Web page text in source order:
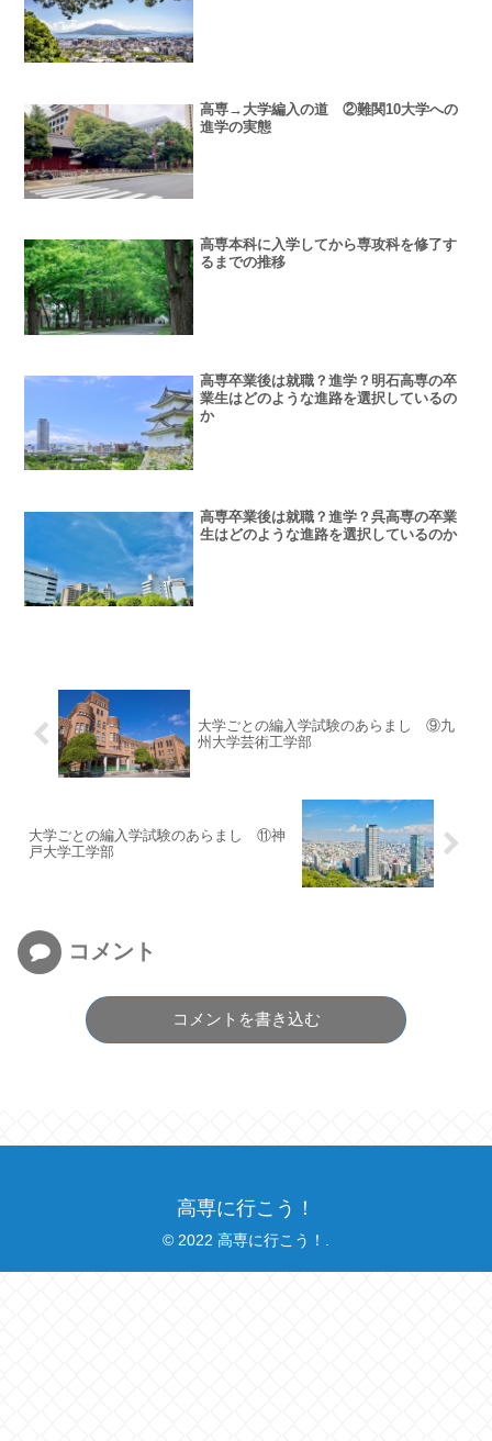
高専→大学編入の道 ②難関10大学への
進学の実態
高専本科に入学してから専攻科を修了す
るまでの推移
高専卒業後は就職？進学？明石高専の卒
業生はどのような進路を選択しているの
か
高専卒業後は就職？進学？呉高専の卒業
生はどのような進路を選択しているのか
大学ごとの編入学試験のあらまし ⑨九
州大学芸術工学部
大学ごとの編入学試験のあらまし ⑪神
戸大学工学部
コメント
コメントを書き込む
高専に行こう！
© 2022 高専に行こう！.